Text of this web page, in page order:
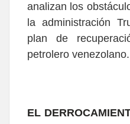
analizan los
la administración
plan de
petrolero venezolano.
EL